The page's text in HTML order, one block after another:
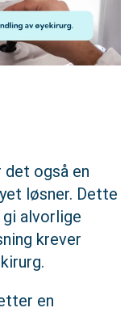
også en
løsner. Dette
alvorlige
krever
en